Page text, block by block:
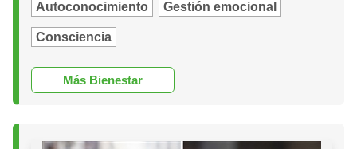
Autoconocimiento Gestión emocional
Consciencia
Más Bienestar